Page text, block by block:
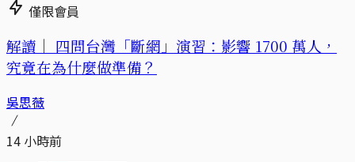
僅限會員
解讀｜ 四問台灣「斷網」演習：影響 1700 萬人，
究竟在為什麼做準備？
吳思薇
14 小時前